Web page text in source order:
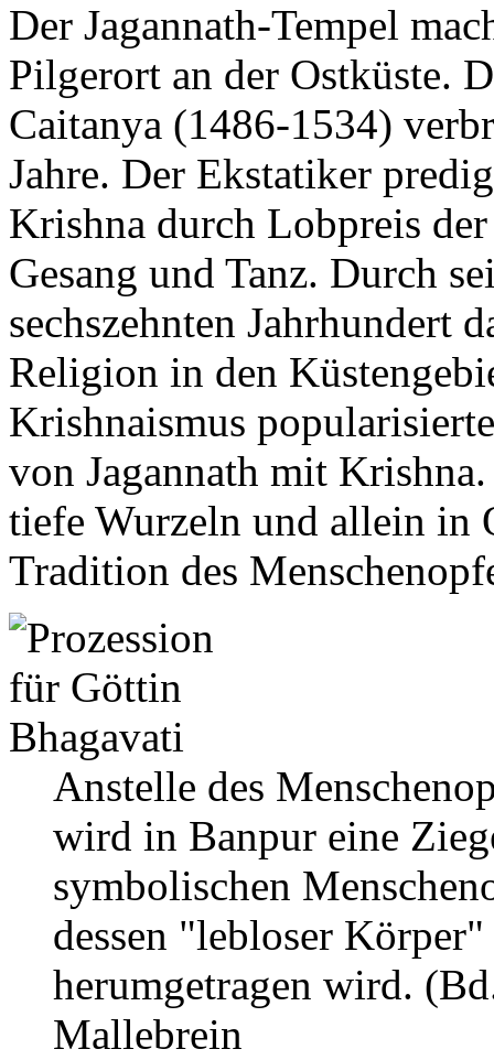
Der Jagannath-Tempel
Pilgerort an der Ostküste.
Caitanya (1486-1534)
Jahre. Der Ekstatiker
Krishna durch Lobpreis
Gesang und Tanz. Durch
sechszehnten Jahrhundert
Religion in den
Krishnaismus
von Jagannath mit
tiefe Wurzeln und allein in
Tradition des
Anstelle des
wird in Banpur eine
symbolischen
dessen "lebloser
herumgetragen wird.
Mallebrein